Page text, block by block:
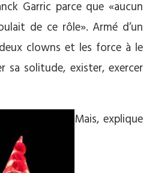
Garric parce que «aucun
de ce rôle». Armé d’un
clowns et les force à le
sa solitude, exister, exercer
Mais, explique